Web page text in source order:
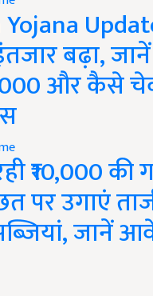
बढ़ा,
और कैसे
₹10,000 की
पर उगाएं
जानें